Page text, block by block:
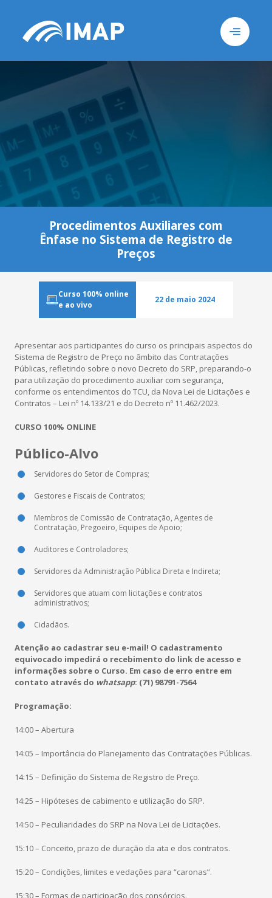
Cases
Procedimentos Auxiliares com
Ênfase no Sistema de Registro de
Preços
Curso 100% online
e ao vivo
22 de maio 2024
Apresentar aos participantes do curso os principais aspectos do
Sistema de Registro de Preço no âmbito das Contratações
Públicas, refletindo sobre o novo Decreto do SRP, preparando-o
para utilização do procedimento auxiliar com segurança,
conforme os entendimentos do TCU, da Nova Lei de Licitações e
Contratos – Lei nº 14.133/21 e do Decreto nº 11.462/2023.
CURSO 100% ONLINE
Público-Alvo
Servidores do Setor de Compras;
Gestores e Fiscais de Contratos;
Membros de Comissão de Contratação, Agentes de
Contratação, Pregoeiro, Equipes de Apoio;
Auditores e Controladores;
Servidores da Administração Pública Direta e Indireta;
Servidores que atuam com licitações e contratos
administrativos;
Cidadãos.
Atenção ao cadastrar seu e-mail! O cadastramento
equivocado impedirá o recebimento do link de acesso e
informações sobre o Curso. Em caso de erro entre em
contato através do whatsapp: (71) 98791-7564
Programação:
14:00 – Abertura
14:05 – Importância do Planejamento das Contratações Públicas.
14:15 – Definição do Sistema de Registro de Preço.
14:25 – Hipóteses de cabimento e utilização do SRP.
14:50 – Peculiaridades do SRP na Nova Lei de Licitações.
15:10 – Conceito, prazo de duração da ata e dos contratos.
15:20 – Condições, limites e vedações para “caronas”.
15:30 – Formas de participação dos consórcios.